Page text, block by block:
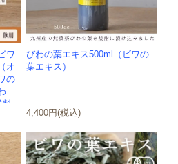
ワ
オ
の
の
料
びわの葉エキス500ml（ビワの
葉エキス）
4,400円(税込)